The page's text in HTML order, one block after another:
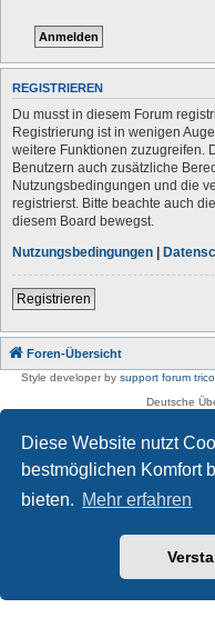
Diese Website nutzt
bestmöglichen Komfort
bieten. Mehr erfahren
REGISTRIEREN
Du musst in diesem Forum
Registrierung ist in wenigen
weitere Funktionen zuzugreifen.
Benutzern auch zusätzliche
Nutzungsbedingungen und die
registrierst. Bitte beachte auch
diesem Board bewegst.
Nutzungsbedingungen |
Registrieren
Foren-Übersicht
Style developer by support forum
Deutsche
Impressum